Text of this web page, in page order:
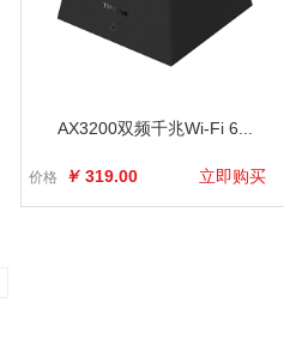
AX3200双频千兆Wi-Fi 6...
价格 ￥ 319.00 立即购买